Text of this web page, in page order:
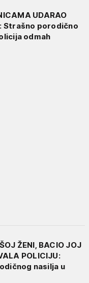
UDARAO
Strašno porodično
odmah
ŽENI, BACIO JOJ
POLICIJU:
nasilja u